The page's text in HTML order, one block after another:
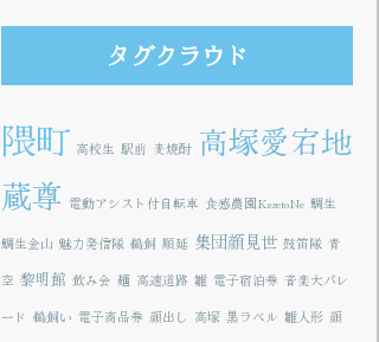
タグクラウド
隈町 高校生 駅前 麦焼酎 高塚愛宕地
蔵尊 電動アシスト付自転車 食感農園KazetoNe 鯛生
鯛生金山 魅力発信隊 鵜飼 順延 集団顔見世 鼓笛隊 青
空 黎明館 飲み会 麺 高速道路 雛 電子宿泊券 音楽大パレ
ード 鵜飼い 電子商品券 顔出し 高塚 黒ラベル 雛人形 顔